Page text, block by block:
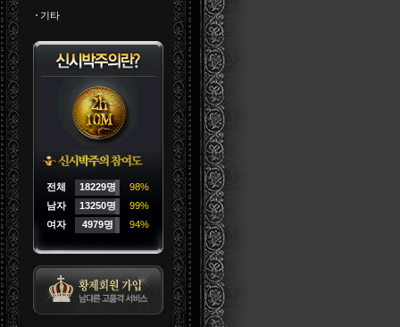
기타
전체 18229명
98%
남자
13250명
99%
여자
4979명 94%